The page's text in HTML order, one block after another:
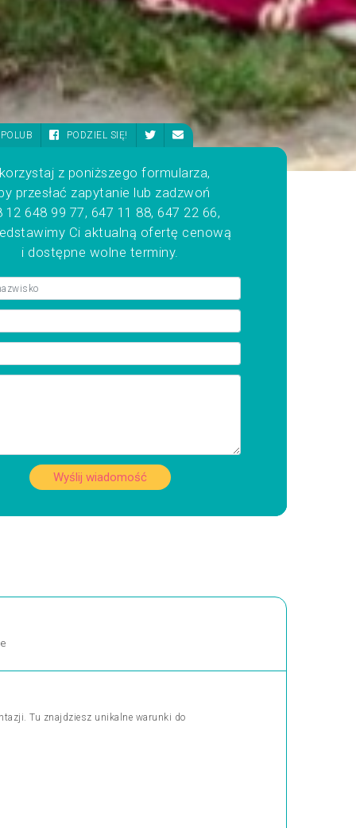
POLUB PODZIEL SIĘ!
z poniższego formularza,
przesłać zapytanie lub zadzwoń
12 648 99 77, 647 11 88, 647 22 66,
Ci aktualną ofertę cenową
i dostępne wolne terminy.
Wyślij wiadomość
Tu znajdziesz unikalne warunki do